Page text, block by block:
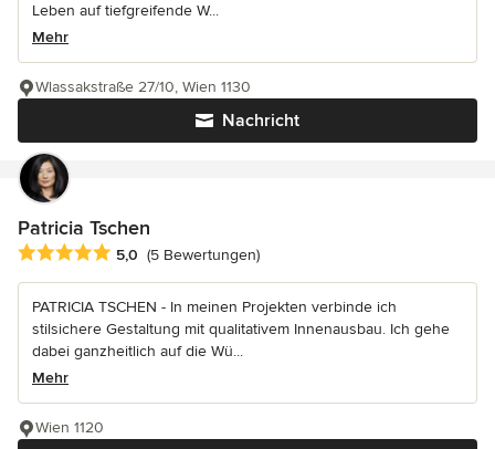
Leben auf tiefgreifende W...
Mehr
Nachricht
Wlassakstraße 27/10, Wien 1130
Patricia Tschen
Durchschnittliche Bewertung: 5 von 5 Sternen
5,0 (5 Bewertungen)
PATRICIA TSCHEN - In meinen Projekten verbinde ich
stilsichere Gestaltung mit qualitativem Innenausbau. Ich gehe
dabei ganzheitlich auf die Wü...
Mehr
Wien 1120